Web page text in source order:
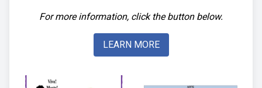
For more information, click the button below.
LEARN MORE